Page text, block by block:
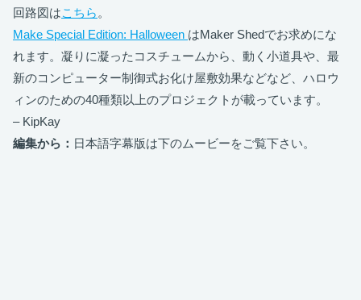
回路図はこちら 。
Make Special Edition: Halloween はMaker Shedでお求めにな
れます。凝りに凝ったコスチュームから、動く小道具や、最
新のコンピューター制御式お化け屋敷効果などなど、ハロウ
ィンのための40種類以上のプロジェクトが載っています。
– KipKay
編集から： 日本語字幕版は下のムービーをご覧下さい。